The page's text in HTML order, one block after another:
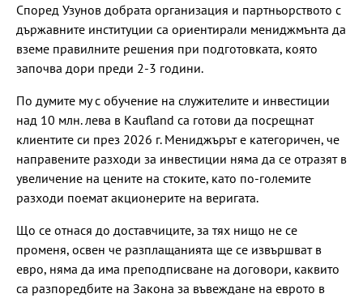
Според Узунов добрата организация и партньорството с
държавните институции са ориентирали мениджмънта да
вземе правилните решения при подготовката, която
започва дори преди 2-3 години.
По думите му с обучение на служителите и инвестиции
над 10 млн. лева в Kaufland са готови да посрещнат
клиентите си през 2026 г. Мениджърът е категоричен, че
направените разходи за инвестиции няма да се отразят в
увеличение на цените на стоките, като по-големите
разходи поемат акционерите на веригата.
Що се отнася до доставчиците, за тях нищо не се
променя, освен че разплащанията ще се извършват в
евро, няма да има преподписване на договори, каквито
са разпоредбите на Закона за въвеждане на еврото в